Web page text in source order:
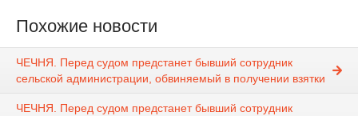
Похожие новости
ЧЕЧНЯ. Перед судом предстанет бывший сотрудник
сельской администрации, обвиняемый в получении взятки
ЧЕЧНЯ. Перед судом предстанет бывший сотрудник